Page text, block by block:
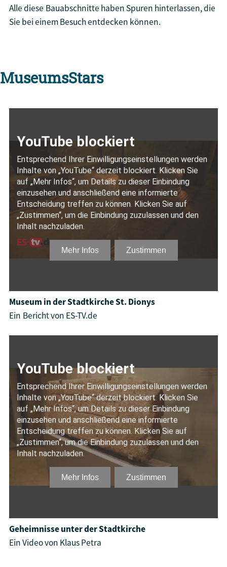
Alle diese Bauabschnitte haben Spuren hinterlassen, die
Sie bei einem Besuch entdecken können.
MuseumsStars
Museum in der Stadtkirche St. Dionys
Ein Bericht von ES-TV.de
Geheimnisse unter der Stadtkirche
Ein Video von Klaus Petra